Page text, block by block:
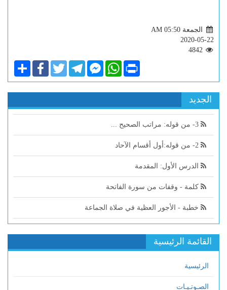
الجمعة AM 05:50
2020-05-22
ShareFacebookTwitterTelegramFacebook
Messenger
WhatsApp Print
الجديد
الدرس الأول: المقدمة
كلمة - وقفات من سورة الفاتحة
خطبة - الأجور العظية في صلاة الجماعة
القائمة الرئيسية
الرئيسية
الصـوتـيـات